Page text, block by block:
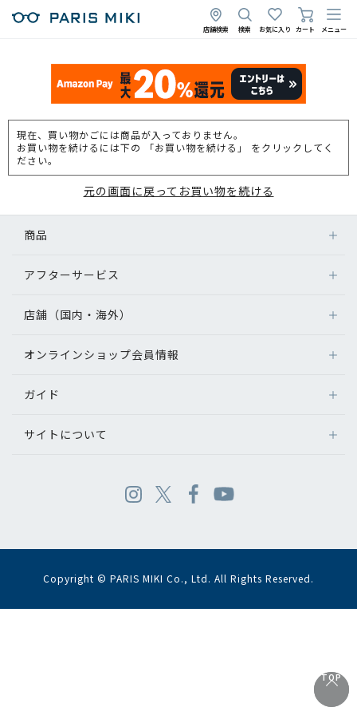
店舗検索 検索 お気に入り カート メニュー
現在、買い物かごには商品が入っておりません。
お買い物を続けるには下の 「お買い物を続ける」 をクリックしてく
ださい。
元の画面に戻ってお買い物を続ける
TOP
TOP
商品
アフターサービス
店舗（国内・海外）
オンラインショップ会員情報
ガイド
サイトについて
Copyright © PARIS MIKI Co., Ltd. All Rights Reserved.